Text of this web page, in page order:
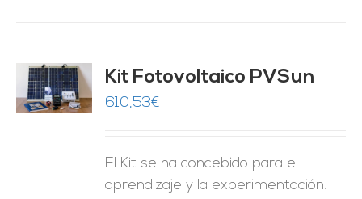
Kit Fotovoltaico PVSun
610,53€
El Kit se ha concebido para el
aprendizaje y la experimentación.